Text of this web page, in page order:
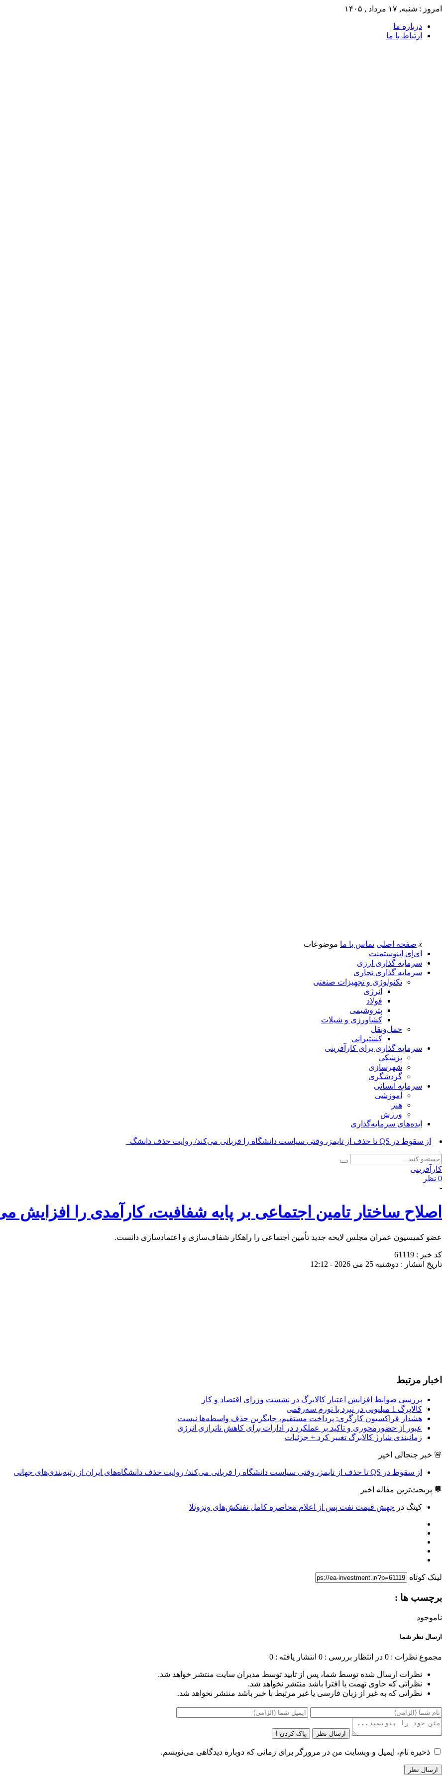
امروز : شنبه, ۱۷ مرداد , ۱۴۰۵
درباره ما
ارتباط با ما
x صفحه اصلی تماس با ما موضوعات
ای‌اِی اینوستمنت
سرمایه گذاری ارزی
سرمایه گذاری تجاری
تکنولوژی و تجهیزات صنعتی
انرژی
فولاد
پتروشیمی
کشاورزی و شیلات
حمل‌و‌نقل
کشتیرانی
سرمایه گذاری برای کارآفرینی
پزشکی
شهرسازی
گردشگری
سرمایه انسانی
آموزشی
هنر
ورزش
ایده‌های سرمایه‌گذاری
از سقوط در QS تا حذف از تایمز، وقتی سیاست دانشگاه را قربانی می‌کند/ روایت حذف دانشگاه‌های ایران ا_
کارآفرینی
0 نظر
-
اصلاح ساختار تامین اجتماعی بر پایه شفافیت، کارآمدی را افزایش
عضو کمیسیون عمران مجلس لایحه جدید تأمین اجتماعی را راهکار شفاف‌سازی و اعتمادسازی دانست.
کد خبر : 61119
تاریخ انتشار : دوشنبه 25 می 2026 - 12:12
اخبار مرتبط
بررسی ضوابط افزایش اعتبار کالابرگ در نشست وزرای اقتصاد و کار
کالابرگ 1 میلیونی در نبرد با تورم سه‌رقمی
هشدار فراکسیون کارگری: پرداخت مستقیم، جایگزین حذف واسطه‌ها نیست
عبور از حضورمحوری و تاکید بر عملکرد در ادارات برای کاهش ناترازی انرژی
زمانبندی شارژ کالابرگ تغییر کرد + جزئیات
🚨 خبر جنجالی اخیر
از سقوط در QS تا حذف از تایمز، وقتی سیاست دانشگاه را قربانی می‌کند/ روایت حذف دانشگاه‌های ایران از رتبه‌بندی‌های جهانی
💬 پربحث‌ترین مقاله اخیر
کینگ در جهش قیمت نفت پس از اعلام محاصره کامل نفتکش‌های ونزوئلا
لینک کوتاه
برچسب ها :
ناموجود
ارسال نظر شما
مجموع نظرات : 0 در انتظار بررسی : 0 انتشار یافته : 0
نظرات ارسال شده توسط شما، پس از تایید توسط مدیران سایت منتشر خواهد شد.
نظراتی که حاوی تهمت یا افترا باشد منتشر نخواهد شد.
نظراتی که به غیر از زبان فارسی یا غیر مرتبط با خبر باشد منتشر نخواهد شد.
ارسال نظر پاک کردن !
ذخیره نام، ایمیل و وبسایت من در مرورگر برای زمانی که دوباره دیدگاهی می‌نویسم.